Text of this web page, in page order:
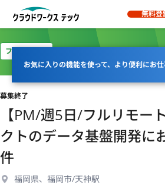
無料登
お気に入りの機能を使って、より便利にお仕
フルリモート
募集終了
【PM/週5日/フルリモー
クトのデータ基盤開発に
件
福岡県、福岡市/天神駅